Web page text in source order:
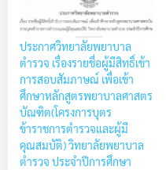
ประกาศวิทยาลัยพยาบาล
ตำรวจ เรื่องรายชื่อผู้มีสิทธิ์เข้า
การสอบสัมภาษณ์ เพื่อเข้า
ศึกษาหลักสูตรพยาบาลศาสตร
บัณฑิต(โครงการบุตร
ข้าราชการตำรวจและผู้มี
คุณสมบัติ) วิทยาลัยพยาบาล
ตำรวจ ประจำปีการศึกษา